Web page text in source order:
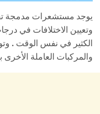
يوجد مستشعرات مدمجة
وتعيين الاختلافات في
الكثير في نفس الوقت .
والمركبات العاملة الأخرى